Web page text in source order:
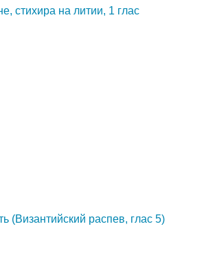
стихира на литии, 1 глас
(Византийский распев, глас 5)